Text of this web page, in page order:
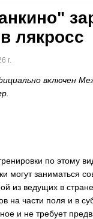
лякросс
г.
включен
по этому
могут заниматься
из ведущих в
на части поля и в
и не требует